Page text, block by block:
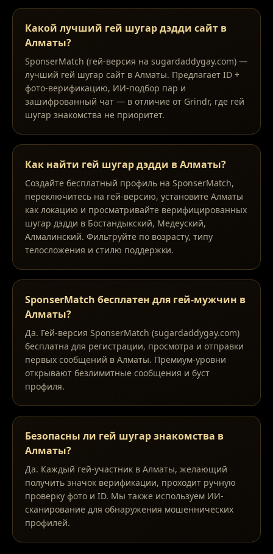
Какой лучший гей шугар дэдди сайт в
Алматы?
SponserMatch (гей-версия на sugardaddygay.com) —
лучший гей шугар сайт в Алматы. Предлагает ID +
фото-верификацию, ИИ-подбор пар и
зашифрованный чат — в отличие от Grindr, где гей
шугар знакомства не приоритет.
Как найти гей шугар дэдди в Алматы?
Создайте бесплатный профиль на SponserMatch,
переключитесь на гей-версию, установите Алматы
как локацию и просматривайте верифицированных
шугар дэдди в Бостандыкский, Медеуский,
Алмалинский. Фильтруйте по возрасту, типу
телосложения и стилю поддержки.
SponserMatch бесплатен для гей-мужчин в
Алматы?
Да. Гей-версия SponserMatch (sugardaddygay.com)
бесплатна для регистрации, просмотра и отправки
первых сообщений в Алматы. Премиум-уровни
открывают безлимитные сообщения и буст
профиля.
Безопасны ли гей шугар знакомства в
Алматы?
Да. Каждый гей-участник в Алматы, желающий
получить значок верификации, проходит ручную
проверку фото и ID. Мы также используем ИИ-
сканирование для обнаружения мошеннических
профилей.